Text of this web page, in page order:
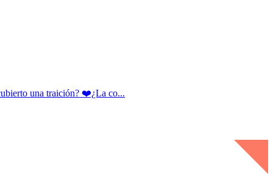
una traición? ❤️¿La co...